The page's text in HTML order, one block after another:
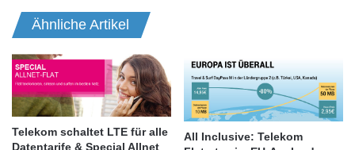
Ähnliche Artikel
Telekom schaltet LTE für alle
Datentarife & Special Allnet
All Inclusive: Telekom